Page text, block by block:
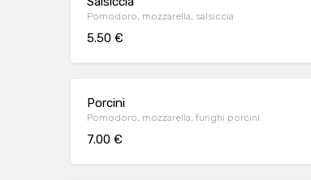
Pomodoro, mozzarella, salsiccia
5.50 €
Porcini
Pomodoro, mozzarella, funghi porcini
7.00 €